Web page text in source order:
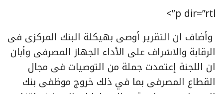
p dir=”rtl”>
وأضاف ان التقرير أوصى بهيكلة البنك المركزى فى
الرقابة والاشراف على الأداء الجهاز المصرفى وأبان
ان اللجنة إعتمدت جملة من التوصيات فى مجال
القطاع المصرفى بما في ذلك خروج موظفى بنك